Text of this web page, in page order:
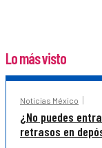
Lo más visto
Noticias México
¿No puedes
retrasos en